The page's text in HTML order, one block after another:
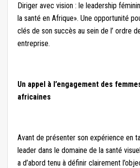
Diriger avec vision : le leadership
la santé en Afrique». Une opportunité
clés de son succès au sein de l’ ordre
entreprise.
Un appel à l’engagement des
africaines
Avant de présenter son expérience en
leader dans le domaine de la santé
a d’abord tenu à définir clairement